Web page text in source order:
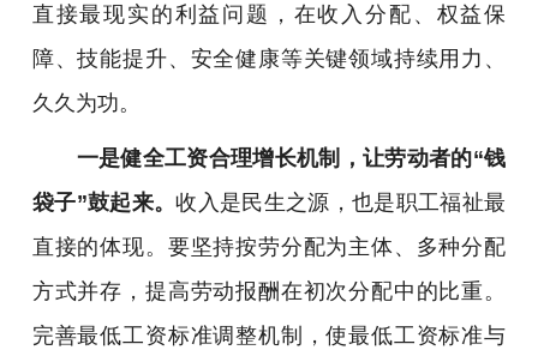
直接最现实的利益问题，在收入分配、权益保
障、技能提升、安全健康等关键领域持续用力、
久久为功。
一是健全工资合理增长机制，让劳动者的“钱
袋子”鼓起来。收入是民生之源，也是职工福祉最
直接的体现。要坚持按劳分配为主体、多种分配
方式并存，提高劳动报酬在初次分配中的比重。
完善最低工资标准调整机制，使最低工资标准与